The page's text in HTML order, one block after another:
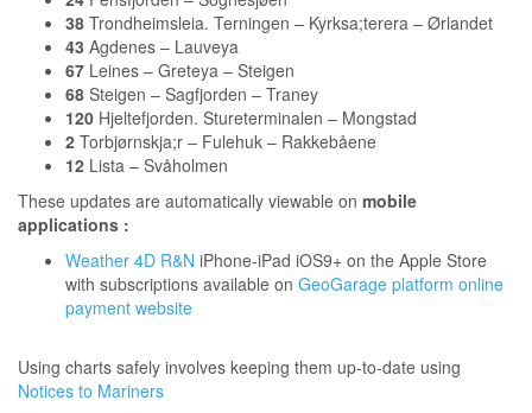
38 Trondheimsleia. Terningen – Kyrksa;terera – Ørlandet
43 Agdenes – Lauveya
67 Leines – Greteya – Steigen
68 Steigen – Sagfjorden – Traney
120 Hjeltefjorden. Stureterminalen – Mongstad
2 Torbjørnskja;r – Fulehuk – Rakkebåene
12 Lista – Svåholmen
These updates are automatically viewable on mobile
applications :
Weather 4D R&N iPhone-iPad iOS9+ on the Apple Store
with subscriptions available on GeoGarage platform online
payment website
Using charts safely involves keeping them up-to-date using
Notices to Mariners